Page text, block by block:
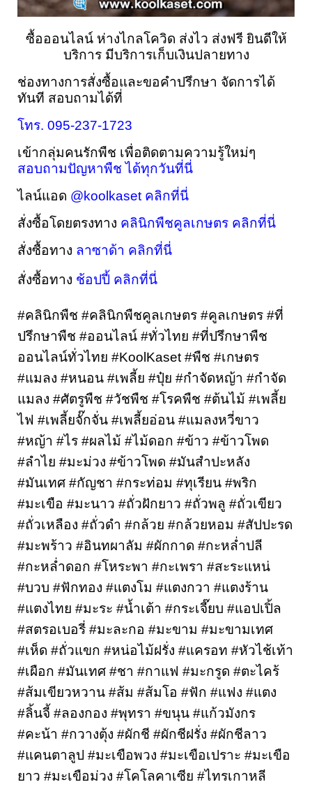
ซื้อออนไลน์ ห่างไกลโควิด ส่งไว ส่งฟรี ยินดีให้
บริการ มีบริการเก็บเงินปลายทาง
ช่องทางการสั่งซื้อและขอคำปรึกษา จัดการได้
ทันที สอบถามได้ที่
โทร. 095-237-1723
สอบถามปัญหาพืช ได้ทุกวันที่นี่
ไลน์แอด @koolkaset คลิกที่นี่
สั่งซื้อโดยตรงทาง คลินิกพืชคูลเกษตร คลิกที่นี่
สั่งซื้อทาง ลาซาด้า คลิกที่นี่
สั่งซื้อทาง ช้อปปี้ คลิกที่นี่
#คลินิกพืช #คลินิกพืชคูลเกษตร #คูลเกษตร #ที่
ปรึกษาพืช #ออนไลน์ #ทั่วไทย #ที่ปรึกษาพืช
ออนไลน์ทั่วไทย #KoolKaset #พืช #เกษตร
#แมลง #หนอน #เพลี้ย #ปุ๋ย #กำจัดหญ้า #กำจัด
แมลง #ศัตรูพืช #วัชพืช #โรคพืช #ต้นไม้ #เพลี้ย
ไฟ #เพลี้ยจั๊กจั่น #เพลี้ยอ่อน #แมลงหวี่ขาว
#หญ้า #ไร #ผลไม้ #ไม้ดอก #ข้าว #ข้าวโพด
#ลำไย #มะม่วง #ข้าวโพด #มันสำปะหลัง
#มันเทศ #กัญชา #กระท่อม #ทุเรียน #พริก
#มะเขือ #มะนาว #ถั่วฝักยาว #ถั่วพลู #ถั่วเขียว
#ถั่วเหลือง #ถั่วดำ #กล้วย #กล้วยหอม #สัปปะรด
#มะพร้าว #อินทผาลัม #ผักกาด #กะหล่ำปลี
#กะหล่ำดอก #โหระพา #กะเพรา #สะระแหน่
#บวบ #ฟักทอง #แตงโม #แตงกวา #แตงร้าน
#แตงไทย #มะระ #น้ำเต้า #กระเจี๊ยบ #แอปเปิ้ล
#สตรอเบอรี่ #มะละกอ #มะขาม #มะขามเทศ
#เห็ด #ถั่วแขก #หน่อไม้ฝรั่ง #แครอท #หัวไช้เท้า
#เผือก #มันเทศ #ชา #กาแฟ #มะกรูด #ตะไคร้
#ส้มเขียวหวาน #ส้ม #ส้มโอ #ฟัก #แฟง #แตง
#ลิ้นจี้ #ลองกอง #พุทรา #ขนุน #แก้วมังกร
#คะน้า #กวางตุ้ง #ผักชี #ผักชีฝรั่ง #ผักชีลาว
#แคนตาลูป #มะเขือพวง #มะเขือเปราะ #มะเขือ
ยาว #มะเขือม่วง #โคโลคาเซีย #ไทรเกาหลี